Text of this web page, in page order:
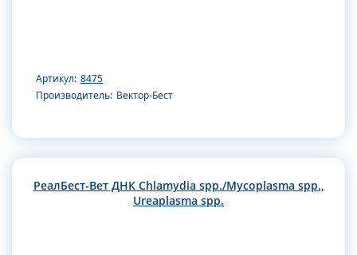
Артикул: 8475
Производитель: Вектор-Бест
РеалБест-Вет ДНК Chlamydia spp./Mycoplasma spp.,
Ureaplasma spp.